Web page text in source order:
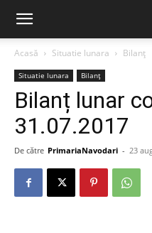
Acasă Situatie lunara Bilanț
Situatie lunara Bilanț
Bilanț lunar
31.07.2017
De către PrimariaNavodari - 23